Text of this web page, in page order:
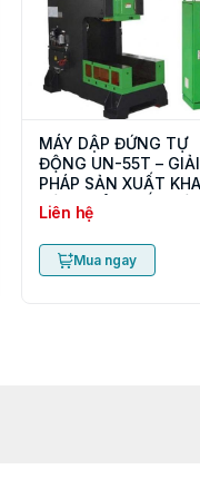
MÁY DẬP ĐỨNG TỰ
ĐỘNG UN-55T – GIẢI
PHÁP SẢN XUẤT
HỘP NHÔM TỐC ĐỘ
Liên hệ
Mua ngay